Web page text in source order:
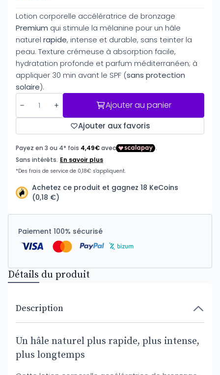
Lotion corporelle accélératrice de bronzage
Premium qui stimule la mélanine pour un hâle
naturel rapide, intense et durable, sans teinter la
peau. Texture crémeuse à absorption facile,
hydratation profonde et parfum méditerranéen; à
appliquer 30 min avant le SPF (sans protection
solaire).
Ajouter au panier
Ajouter aux favoris
Achetez ce produit et gagnez 18 KeCoins
(0,18 €)
Paiement 100% sécurisé
Détails du produit
Description
Un hâle naturel plus rapide, plus intense,
plus longtemps